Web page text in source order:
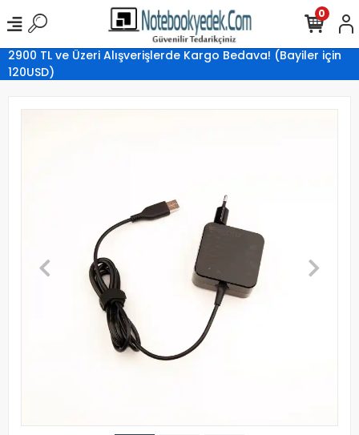
2900 TL ve Üzeri Alışverişlerde Kargo Bedava! (Bayiler için
120USD)
0